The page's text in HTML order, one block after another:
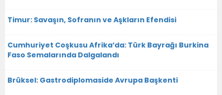
Timur: Savaşın, Sofranın ve Aşkların Efendisi
Cumhuriyet Coşkusu Afrika’da: Türk Bayrağı Burkina
Faso Semalarında Dalgalandı
Brüksel: Gastrodiplomaside Avrupa Başkenti